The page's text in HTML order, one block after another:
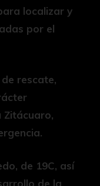
localizar y
por el
rescate,
Zitácuaro,
de 19C, así
de la